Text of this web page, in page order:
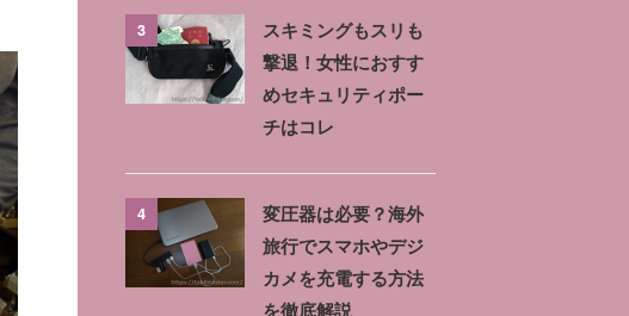
3
スキミングもスリも
撃退！女性におすす
めセキュリティポー
チはコレ
4
変圧器は必要？海外
旅行でスマホやデジ
カメを充電する方法
を徹底解説